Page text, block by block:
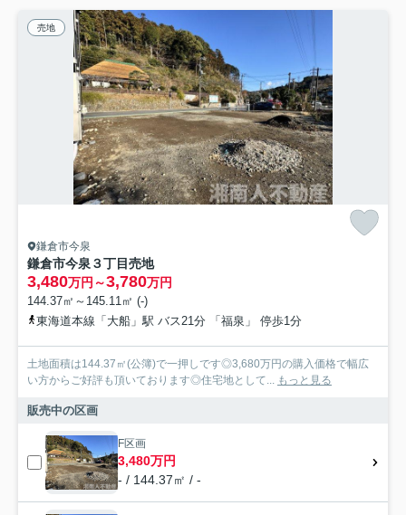
売地
鎌倉市今泉
鎌倉市今泉３丁目売地
3,480万円～3,780万円
144.37㎡～145.11㎡ (-)
東海道本線「大船」駅 バス21分 「福泉」 停歩1分
土地面積は144.37㎡(公簿)で一押しです◎3,680万円の購入価格で幅広
い方からご好評も頂いております◎住宅地として... もっと見る
販売中の区画
F区画
3,480万円
- / 144.37㎡ / -